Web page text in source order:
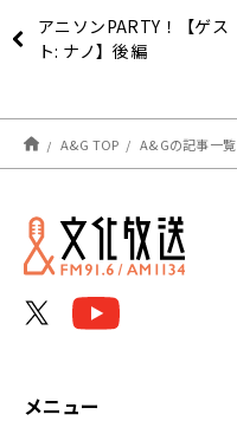
アニソンPARTY！【ゲス
ト: ナノ】後編
A&G TOP A&Gの記事一覧
メニュー